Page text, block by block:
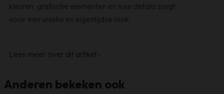
kleuren, grafische elementen en luxe details zorgt
voor een unieke en eigentijdse look.
Lees meer over dit artikel ›
Anderen bekeken ook